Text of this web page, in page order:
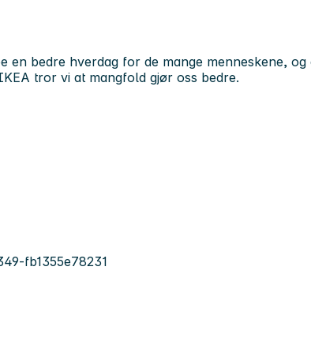
en bedre hverdag for de mange menneskene, og
tror vi at mangfold gjør oss bedre.
fb1355e78231